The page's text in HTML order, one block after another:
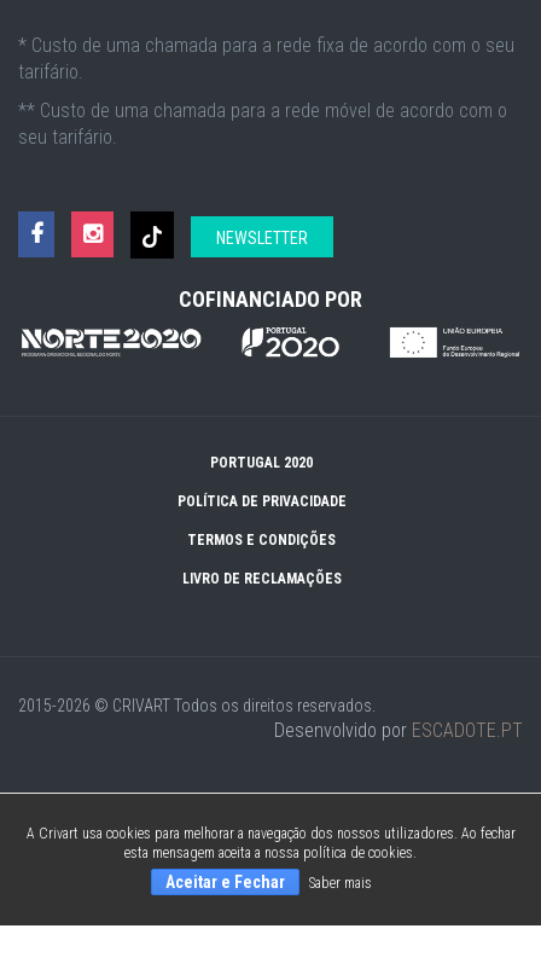
* Custo de uma chamada para a rede fixa de acordo com o seu
tarifário.
** Custo de uma chamada para a rede móvel de acordo com o
seu tarifário.
NEWSLETTER
COFINANCIADO POR
PORTUGAL 2020
POLÍTICA DE PRIVACIDADE
TERMOS E CONDIÇÕES
LIVRO DE RECLAMAÇÕES
2015-2026 © CRIVARTTodos os direitos reservados.
Desenvolvido por ESCADOTE.PT
A Crivart usa cookies para melhorar a navegação dos nossos utilizadores. Ao fechar
esta mensagem aceita a nossa política de cookies.
Aceitar e Fechar Saber mais